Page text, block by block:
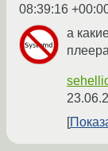
08:39:16
а